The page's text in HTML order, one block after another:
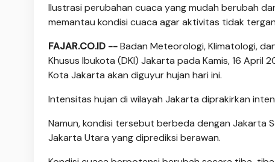
Ilustrasi perubahan cuaca yang mudah berubah
memantau kondisi cuaca agar aktivitas tidak
FAJAR.CO.ID --Badan Meteorologi, Klimatologi,
Khusus Ibukota (DKI) Jakarta pada Kamis, 16 April
Kota Jakarta akan diguyur hujan hari ini.
Intensitas hujan di wilayah Jakarta diprakirkan
Namun, kondisi tersebut berbeda dengan Jakarta
Jakarta Utara yang diprediksi berawan.